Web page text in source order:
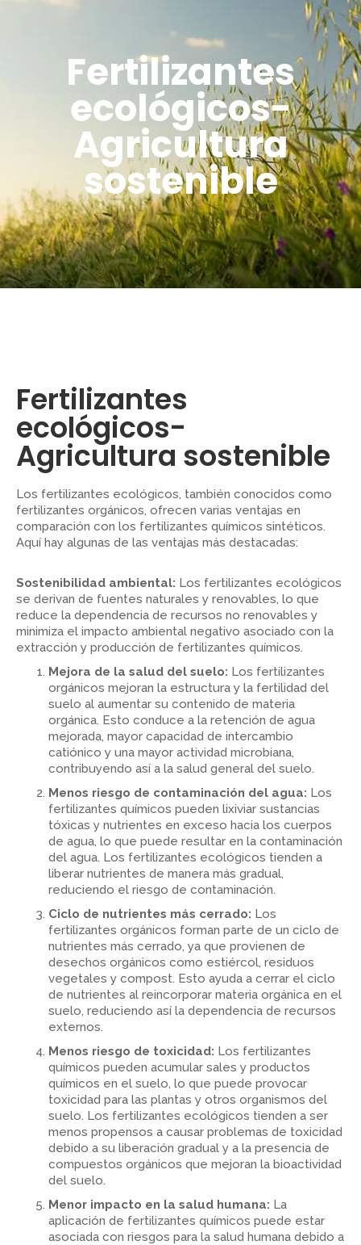
Fertilizantes
ecológicos-
Agricultura
sostenible
Fertilizantes
ecológicos-
Agricultura sostenible
Los fertilizantes ecológicos, también conocidos como
fertilizantes orgánicos, ofrecen varias ventajas en
comparación con los fertilizantes químicos sintéticos.
Aquí hay algunas de las ventajas más destacadas:
Sostenibilidad ambiental: Los fertilizantes ecológicos
se derivan de fuentes naturales y renovables, lo que
reduce la dependencia de recursos no renovables y
minimiza el impacto ambiental negativo asociado con la
extracción y producción de fertilizantes químicos.
Mejora de la salud del suelo: Los fertilizantes
orgánicos mejoran la estructura y la fertilidad del
suelo al aumentar su contenido de materia
orgánica. Esto conduce a la retención de agua
mejorada, mayor capacidad de intercambio
catiónico y una mayor actividad microbiana,
contribuyendo así a la salud general del suelo.
Menos riesgo de contaminación del agua: Los
fertilizantes químicos pueden lixiviar sustancias
tóxicas y nutrientes en exceso hacia los cuerpos
de agua, lo que puede resultar en la contaminación
del agua. Los fertilizantes ecológicos tienden a
liberar nutrientes de manera más gradual,
reduciendo el riesgo de contaminación.
Ciclo de nutrientes más cerrado: Los
fertilizantes orgánicos forman parte de un ciclo de
nutrientes más cerrado, ya que provienen de
desechos orgánicos como estiércol, residuos
vegetales y compost. Esto ayuda a cerrar el ciclo
de nutrientes al reincorporar materia orgánica en el
suelo, reduciendo así la dependencia de recursos
externos.
Menos riesgo de toxicidad: Los fertilizantes
químicos pueden acumular sales y productos
químicos en el suelo, lo que puede provocar
toxicidad para las plantas y otros organismos del
suelo. Los fertilizantes ecológicos tienden a ser
menos propensos a causar problemas de toxicidad
debido a su liberación gradual y a la presencia de
compuestos orgánicos que mejoran la bioactividad
del suelo.
Menor impacto en la salud humana: La
aplicación de fertilizantes químicos puede estar
asociada con riesgos para la salud humana debido a